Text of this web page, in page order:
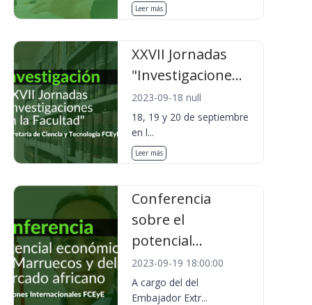
Leer más
XXVII Jornadas
"Investigacione...
2023-09-18 null
18, 19 y 20 de septiembre
en l...
Leer más
Conferencia
sobre el
potencial...
2023-09-19 18:00:00
A cargo del del
Embajador Extr...